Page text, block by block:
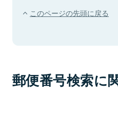
このページの先頭に戻る
郵便番号検索に